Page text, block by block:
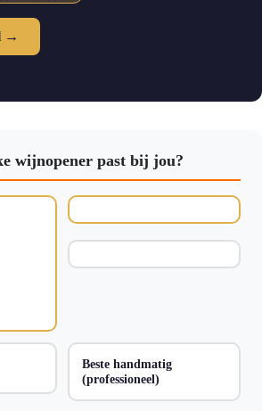
→
wijnopener past bij jou?
Beste handmatig
(professioneel)